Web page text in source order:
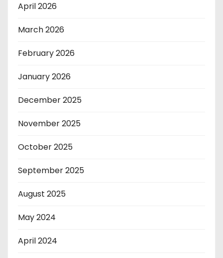
April 2026
March 2026
February 2026
January 2026
December 2025
November 2025
October 2025
September 2025
August 2025
May 2024
April 2024